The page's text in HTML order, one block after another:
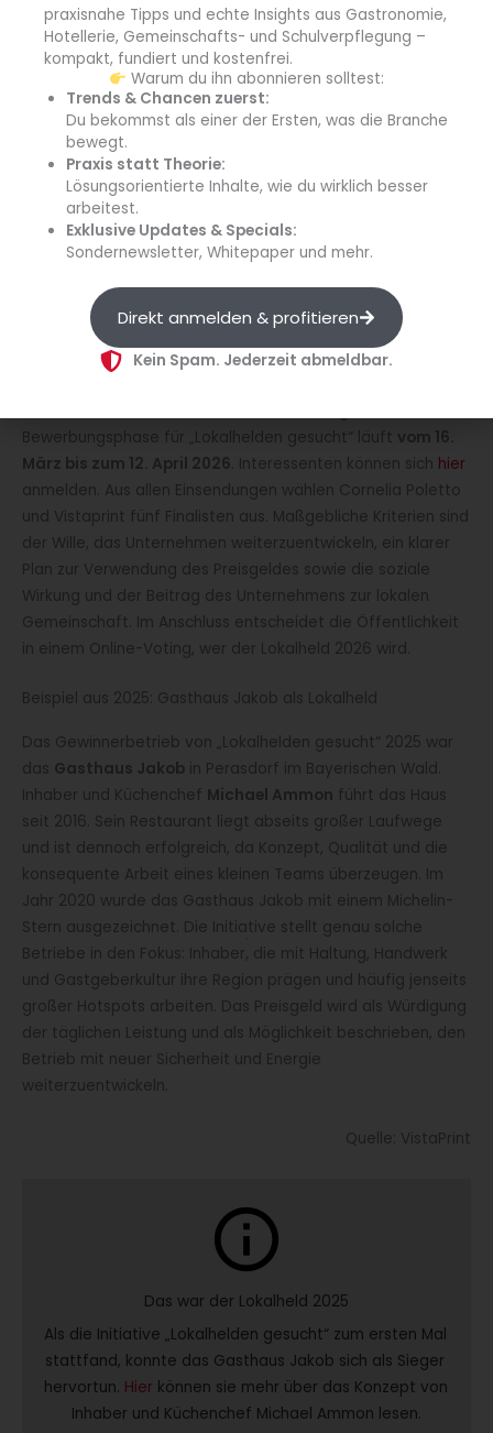
Er beschreibt das Konzept der Initiative: „Wir geben kleinen
gastronomischen Betrieben eine Bühne und verbinden
Aufmerksamkeit mit konkreter, spürbarer Hilfe. Mit 20.000
Euro Preisgeld und 1.000 Euro Vistaprint-Guthaben kann der
Gewinnerbetrieb direkt dort investieren, wo es am
dringendsten ist. Ob Modernisierung von Küche und
Ausstattung, Renovierungen, Rebranding oder gezieltes
Marketing: So lassen sich neue Gäste gewinnen und die
Stammkundschaft langfristig binden.”
Teilnahmebedingungen und Auswahlprozess
Teilnahmeberechtigt sind Inhaber kleiner
Bewerbungsphase für „Lokalhelden gesucht“ läuft vom 16.
März bis zum 12. April 2026 . Interessenten können sich hier
anmelden. Aus allen Einsendungen wählen Cornelia Poletto
und Vistaprint fünf Finalisten aus. Maßgebliche Kriterien sind
der Wille, das Unternehmen weiterzuentwickeln, ein klarer
Plan zur Verwendung des Preisgeldes sowie die soziale
Wirkung und der Beitrag des Unternehmens zur lokalen
Gemeinschaft. Im Anschluss entscheidet die Öffentlichkeit
in einem Online-Voting, wer der Lokalheld 2026 wird.
Beispiel aus 2025: Gasthaus Jakob als Lokalheld
Das Gewinnerbetrieb von „Lokalhelden gesucht“ 2025 war
das Gasthaus Jakob in Perasdorf im Bayerischen Wald.
Inhaber und Küchenchef Michael Ammon führt das Haus
seit 2016. Sein Restaurant liegt abseits großer Laufwege
und ist dennoch erfolgreich, da Konzept, Qualität und die
konsequente Arbeit eines kleinen Teams überzeugen. Im
Jahr 2020 wurde das Gasthaus Jakob mit einem Michelin-
Stern ausgezeichnet. Die Initiative stellt genau solche
Betriebe in den Fokus: Inhaber, die mit Haltung, Handwerk
und Gastgeberkultur ihre Region prägen und häufig jenseits
großer Hotspots arbeiten. Das Preisgeld wird als Würdigung
der täglichen Leistung und als Möglichkeit beschrieben, den
Betrieb mit neuer Sicherheit und Energie
weiterzuentwickeln.
Quelle: VistaPrint
info
Das war der Lokalheld 2025
Als die Initiative „Lokalhelden gesucht“ zum ersten Mal
stattfand, konnte das Gasthaus Jakob sich als Sieger
hervortun. Hier können sie mehr über das Konzept von
Inhaber und Küchenchef Michael Ammon lesen.
praxisnahe Tipps und echte Insights aus Gastronomie,
Hotellerie, Gemeinschafts- und Schulverpflegung –
kompakt, fundiert und kostenfrei.
Warum du ihn abonnieren solltest:
Trends & Chancen zuerst:
Du bekommst als einer der Ersten, was die Branche
bewegt.
Praxis statt Theorie:
Lösungsorientierte Inhalte, wie du wirklich besser
arbeitest.
Exklusive Updates & Specials:
Sondernewsletter, Whitepaper und mehr.
Direkt anmelden & profitieren
Kein Spam. Jederzeit abmeldbar.